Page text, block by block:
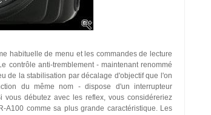
habituelle de menu et les commandes de lecture
contrôle anti-tremblement - maintenant renommé
de la stabilisation par décalage d'objectif que l'on
du même nom - dispose d'un interrupteur
débutez avec les reflex, vous considéreriez
A100 comme sa plus grande caractéristique. Les